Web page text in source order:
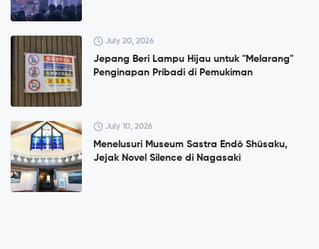
July 20, 2026
Jepang Beri Lampu Hijau untuk "Melarang"
Penginapan Pribadi di Pemukiman
July 10, 2026
Menelusuri Museum Sastra Endō Shūsaku,
Jejak Novel Silence di Nagasaki